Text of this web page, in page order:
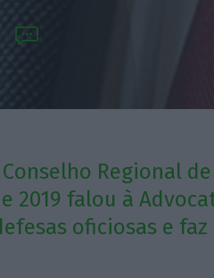
Regional
2019 falou à
oficiosas e